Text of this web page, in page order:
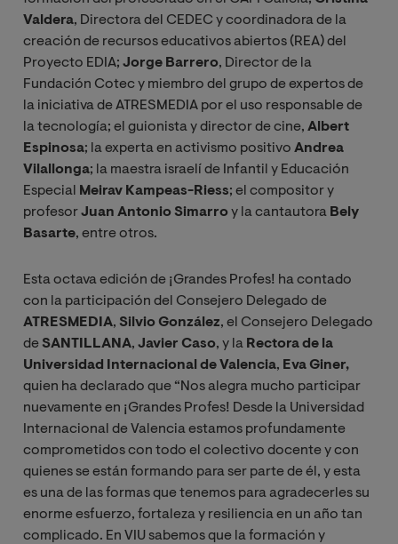
Valdera, Directora del CEDEC y coordinadora de la
creación de recursos educativos abiertos (REA) del
Proyecto EDIA; Jorge Barrero, Director de la
Fundación Cotec y miembro del grupo de expertos de
la iniciativa de ATRESMEDIA por el uso responsable de
la tecnología; el guionista y director de cine, Albert
Espinosa; la experta en activismo positivo Andrea
Vilallonga; la maestra israelí de Infantil y Educación
Especial
Meirav Kampeas-Riess; el compositor y
profesorJuan Antonio Simarroy la cantautora Bely
Basarte, entre otros.
Esta octava edición de ¡Grandes Profes! ha contado
con la participación del Consejero Delegado de
ATRESMEDIA, Silvio González, el Consejero Delegado
de SANTILLANA, Javier Caso, y la Rectora de la
Universidad Internacional de Valencia, Eva Giner,
quien ha declarado que “Nos alegra mucho participar
nuevamente en ¡Grandes Profes! Desde la Universidad
Internacional de Valencia estamos profundamente
comprometidos con todo el colectivo docente y con
quienes se están formando para ser parte de él, y esta
es una de las formas que tenemos para agradecerles su
enorme esfuerzo, fortaleza y resiliencia en un año tan
complicado. En VIU sabemos que la formación y